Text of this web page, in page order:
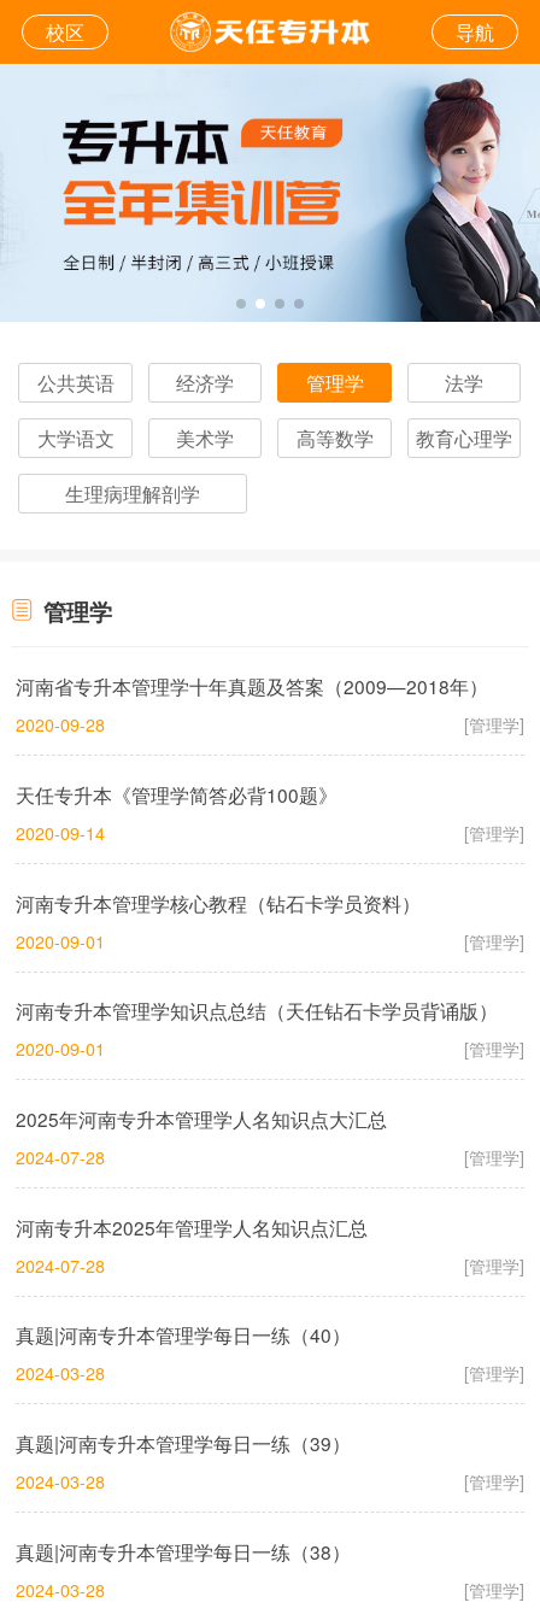
校区 导航
公共英语 经济学 管理学 法学
大学语文 美术学 高等数学 教育心理学
生理病理解剖学
管理学
河南省专升本管理学十年真题及答案（2009—2018年）
2020-09-28 [管理学]
天任专升本《管理学简答必背100题》
2020-09-14 [管理学]
河南专升本管理学核心教程（钻石卡学员资料）
2020-09-01 [管理学]
河南专升本管理学知识点总结（天任钻石卡学员背诵版）
2020-09-01 [管理学]
2025年河南专升本管理学人名知识点大汇总
2024-07-28 [管理学]
河南专升本2025年管理学人名知识点汇总
2024-07-28 [管理学]
真题|河南专升本管理学每日一练（40）
2024-03-28 [管理学]
真题|河南专升本管理学每日一练（39）
2024-03-28 [管理学]
真题|河南专升本管理学每日一练（38）
2024-03-28 [管理学]